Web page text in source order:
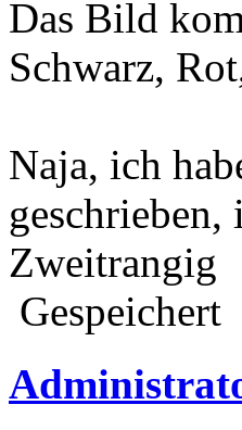
Das Bild
Schwarz,
Naja, ich
Zweitrangig
Gespeichert